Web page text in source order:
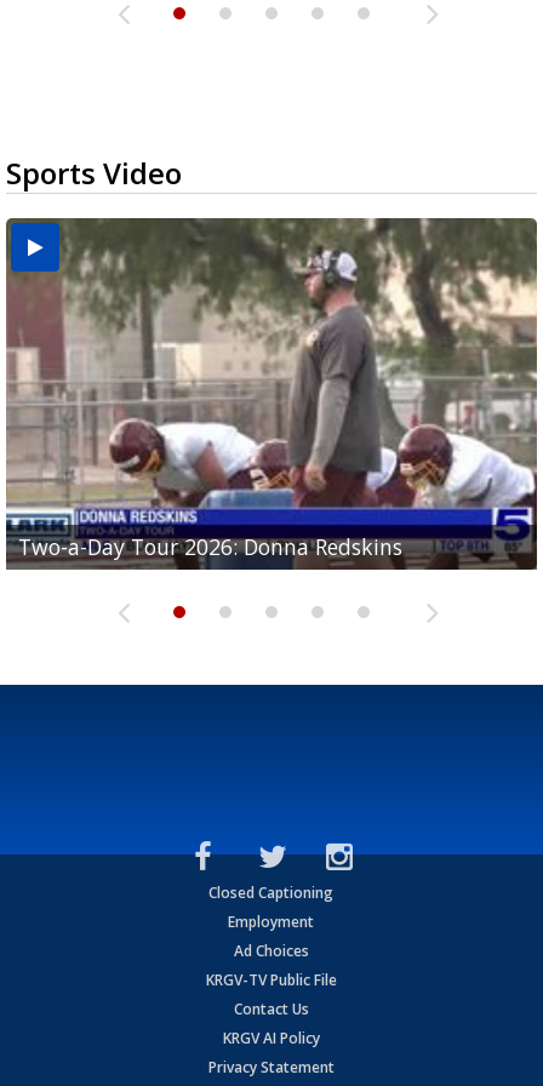
Sports Video
Two-a-Day Tour 2026: Donna Redskins
Two-a-Day Tour 2026: Brownsville Pace Vikings
Two-a-Day Tour 2026: La Joya Coyotes
Two-a-Day Tour 2026: Rio Hondo Bobcats
Two-a-Day Tour 2026: Brownsville St. Joseph
Bloodhounds
Closed Captioning
Employment
Ad Choices
KRGV-TV Public File
Contact Us
KRGV AI Policy
Privacy Statement